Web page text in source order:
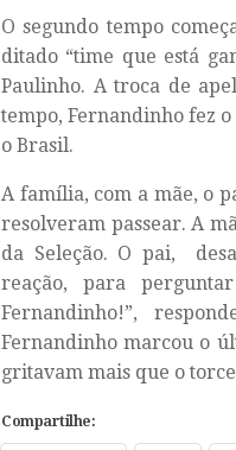
O segundo tempo
ditado “time que está
Paulinho. A troca de
tempo, Fernandinho fez
o Brasil.
A família, com a mãe, o
resolveram passear. A
da Seleção. O pai,
reação, para
Fernandinho!”,
Fernandinho marcou o
gritavam mais que o
Compartilhe: